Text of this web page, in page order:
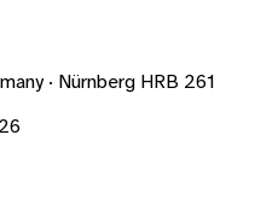
· Nürnberg HRB 261